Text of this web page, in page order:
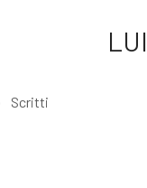
Scritti